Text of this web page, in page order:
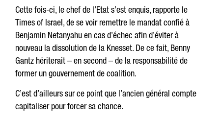
Cette fois-ci, le chef de l’Etat s’est enquis, rapporte le
Times of Israel, de se voir remettre le mandat confié à
Benjamin Netanyahu en cas d’échec afin d’éviter à
nouveau la dissolution de la Knesset. De ce fait, Benny
Gantz hériterait – en second – de la responsabilité de
former un gouvernement de coalition.
C’est d’ailleurs sur ce point que l’ancien général compte
capitaliser pour forcer sa chance.